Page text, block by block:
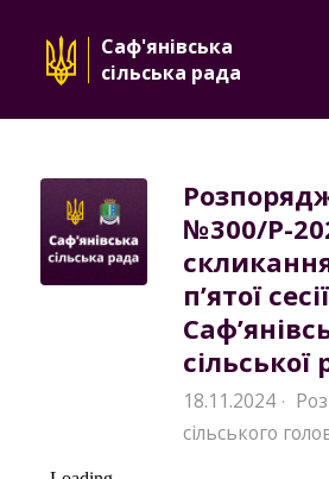
Саф'янівська
сільська рада
№300/Р-
п’ятої сесії
сільської
18.11.2024 ·
сільського